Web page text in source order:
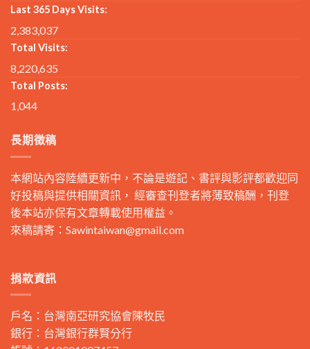
Last 365 Days Visits:
2,383,037
Total Visits:
8,220,635
Total Posts:
1,044
長期徵稿
本網站內容陸續更新中，不論是遊記、書評與影評都歡迎同
好投稿與提供相關資訊， 經審查刊登者將薄致稿酬，刊登
後本站亦保有文章轉載使用權益。
來稿請寄： Sawintaiwan@gmail.com
捐款資訊
戶名：台灣南亞研究協會陳牧民
銀行：台灣銀行群賢分行